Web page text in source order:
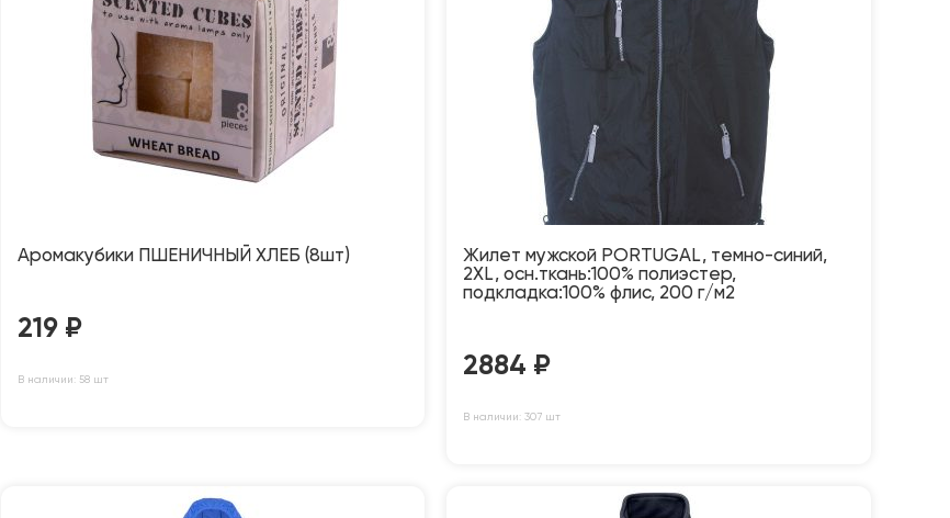
Аромакубики ПШЕНИЧНЫЙ ХЛЕБ (8шт)
219 ₽
В наличии: 58 шт
Жилет мужской PORTUGAL, темно-синий,
2XL, осн.ткань:100% полиэстер,
подкладка:100% флис, 200 г/м2
2884 ₽
В наличии: 307 шт